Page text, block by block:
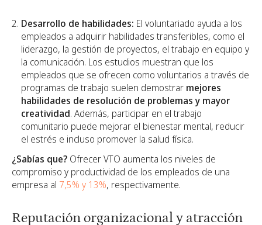
Desarrollo de habilidades: El voluntariado ayuda a los
empleados a adquirir habilidades transferibles, como el
liderazgo, la gestión de proyectos, el trabajo en equipo y
la comunicación. Los estudios muestran que los
empleados que se ofrecen como voluntarios a través de
programas de trabajo suelen demostrar mejores
habilidades de resolución de problemas y mayor
creatividad. Además, participar en el trabajo
comunitario puede mejorar el bienestar mental, reducir
el estrés e incluso promover la salud física.
¿Sabías que? Ofrecer VTO aumenta los niveles de
compromiso y productividad de los empleados de una
empresa al 7,5% y 13%, respectivamente.
Reputación organizacional y atracción